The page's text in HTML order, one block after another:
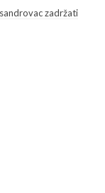
zadržati